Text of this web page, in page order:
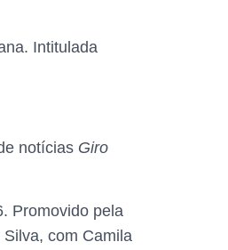
Intitulada
notícias Giro
Promovido pela
com Camila